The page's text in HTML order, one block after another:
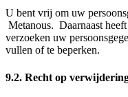
U bent vrij om uw
Metanous. Daarnaast
verzoeken uw
vullen of te beperken.
9.2. Recht op